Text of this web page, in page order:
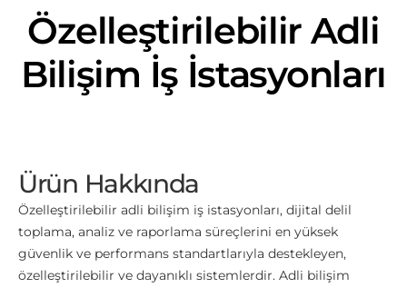
Özelleştirilebilir Adli
Bilişim İş İstasyonları
Ürün Hakkında
Özelleştirilebilir adli bilişim iş istasyonları, dijital delil
toplama, analiz ve raporlama süreçlerini en yüksek
güvenlik ve performans standartlarıyla destekleyen,
özelleştirilebilir ve dayanıklı sistemlerdir. Adli bilişim